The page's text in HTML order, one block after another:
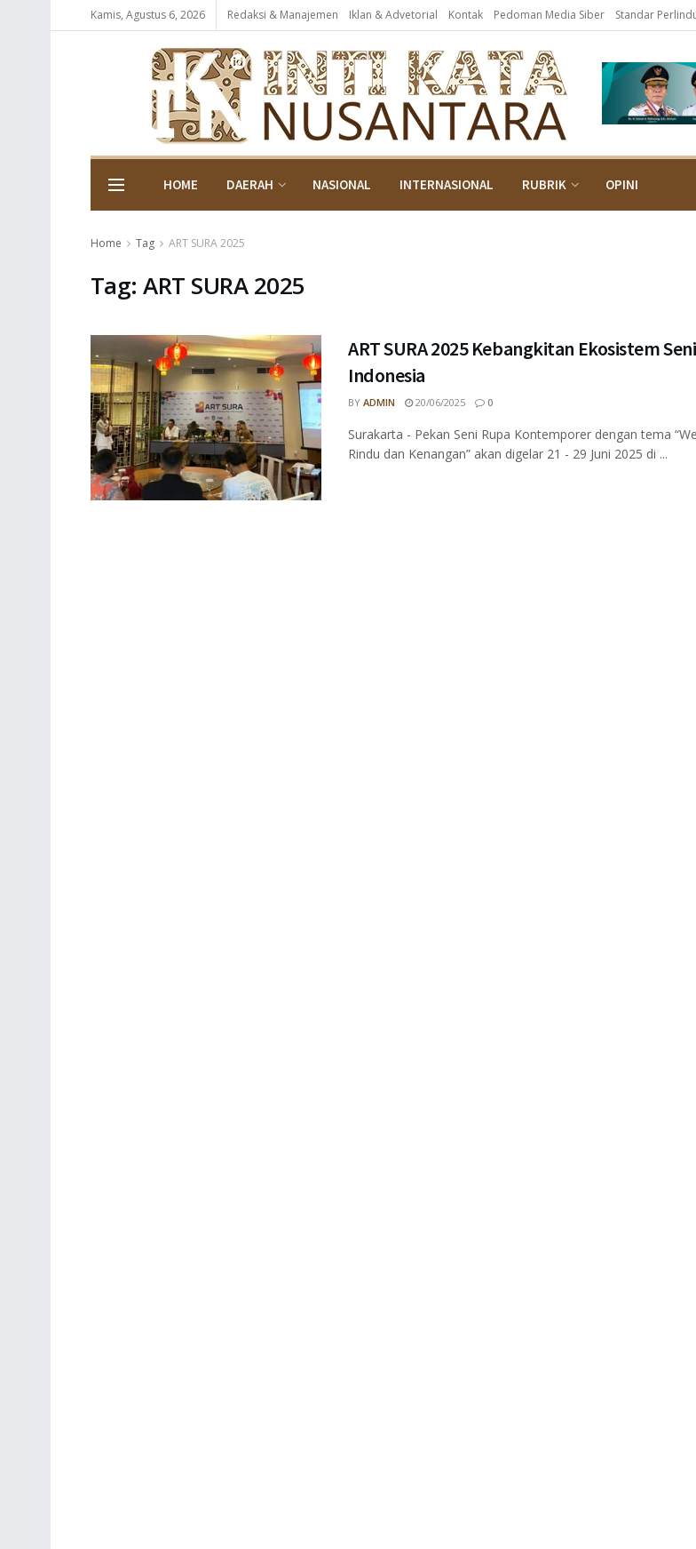
Kamis, Agustus 6, 2026 Redaksi & Manajemen Iklan & Advetorial Kontak Pedoman Media Siber Standar
HOME DAERAH NASIONAL INTERNASIONAL RUBRIK OPINI
Home Tag ART SURA 2025
Tag:ART SURA 2025
ART SURA 2025 Kebangkitan Ekosistem
Indonesia
BY ADMIN 20/06/2025 0
Surakarta - Pekan Seni Rupa Kontemporer dengan tema
Rindu dan Kenangan” akan digelar 21 - 29 Juni 2025 di ...